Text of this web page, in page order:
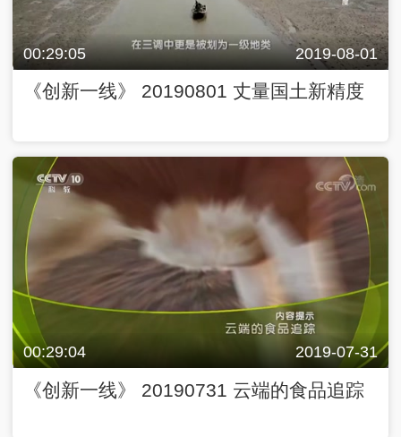
00:29:05 2019-08-01
《创新一线》 20190801 丈量国土新精度
00:29:04 2019-07-31
《创新一线》 20190731 云端的食品追踪